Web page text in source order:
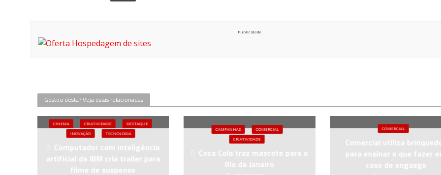
Publicidade
Gostou desta? Veja estas relacionadas
CINEMA CRIATIVIDADE
DESTAQUE
INOVAÇÃO
TECNOLOGIA
Computador com inteligência
artificial da IBM cria trailer para
filme de suspense
CAMPANHAS
COMERCIAL
CRIATIVIDADE
Coca Cola traz mascote para o
Rio de Janeiro
COMERCIAL
Comercial utiliza
para ensinar o que fazer
caso de engasgo